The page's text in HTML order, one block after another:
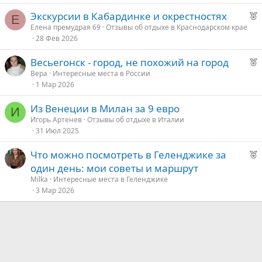
о
Е
Р
о
Экскурсии в Кабардинке и окрестностях
Елена премудрая 69 Отзывы об отдыхе в Краснодарском крае
28 Фев 2026
Р
о
Весьегонск - город, не похожий на город
Bepa
Интересные места в России
1 Мар 2026
И Из Венеции в Милан за 9 евро
Игорь Артенев Отзывы об отдыхе в Италии
31 Июл 2025
Р
Что можно посмотреть в Геленджике за
один день: мои советы и маршрут
Milka
Интересные места в Геленджике
3 Мар 2026